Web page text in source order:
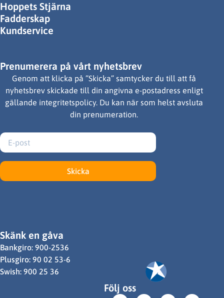
Hoppets Stjärna
Fadderskap
Kundservice
Prenumerera på vårt nyhetsbrev
Genom att klicka på ”Skicka” samtycker du till att få
nyhetsbrev skickade till din angivna e-postadress enligt
gällande integritetspolicy. Du kan när som helst avsluta
din prenumeration.
Skicka
Skänk en gåva
Bankgiro: 900-2536
Plusgiro: 90 02 53-6
Swish: 900 25 36
Följ oss